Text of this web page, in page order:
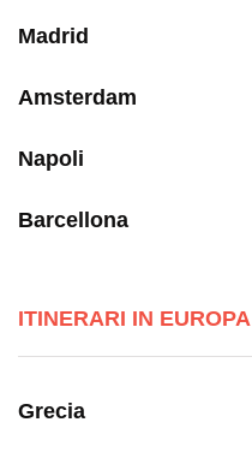
Madrid
Amsterdam
Napoli
Barcellona
ITINERARI IN EUROPA
Grecia